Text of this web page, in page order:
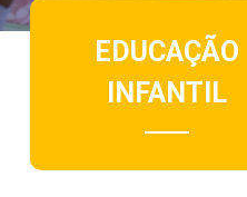
EDUCAÇÃO
INFANTIL